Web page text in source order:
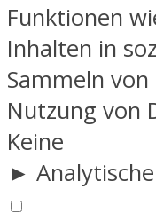
Funktionen
Inhalten in
Sammeln
Nutzung von
Keine
►